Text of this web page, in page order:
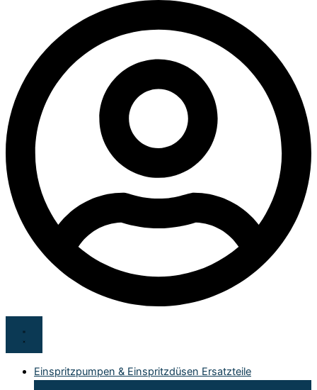
Einspritzpumpen & Einspritzdüsen Ersatzteile